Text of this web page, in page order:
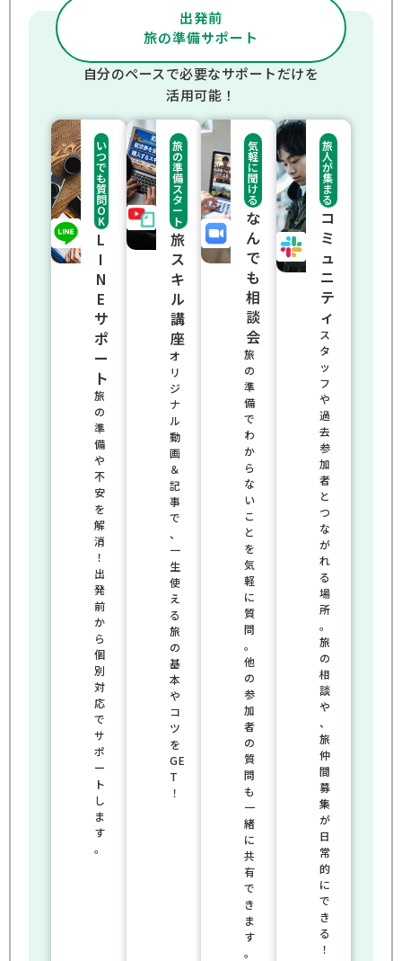
出発前
旅の準備サポート
自分のペースで必要なサポートだけを
活用可能！
い
つ
で
も
質
問
O
K
L
I
N
E
サ
ポ
ー
ト
旅
の
準
備
や
不
安
を
解
消
！
出
発
前
か
ら
個
別
対
応
で
サ
ポ
ー
ト
し
ま
す
。
旅
の
準
備
ス
タ
ー
ト
旅
ス
キ
ル
講
座
オ
リ
ジ
ナ
ル
動
画
＆
記
事
で
、
一
生
使
え
る
旅
の
基
本
や
コ
ツ
を
GE
T
！
気
軽
に
聞
け
る
な
ん
で
も
相
談
会
旅
の
準
備
で
わ
か
ら
な
い
こ
と
を
気
軽
に
質
問
。
他
の
参
加
者
の
質
問
も
一
緒
に
共
有
で
き
ま
す
。
旅
人
が
集
ま
る
コ
ミ
ュ
ニ
テ
ィ
ス
タ
ッ
フ
や
過
去
参
加
者
と
つ
な
が
れ
る
場
所
。
旅
の
相
談
や
、
旅
仲
間
募
集
が
日
常
的
に
で
き
る
！